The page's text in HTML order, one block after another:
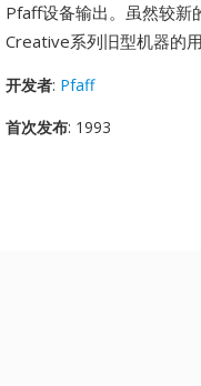
Pfaff设备输出。虽然较新
Creative系列旧型机器的
开发者: Pfaff
首次发布: 1993